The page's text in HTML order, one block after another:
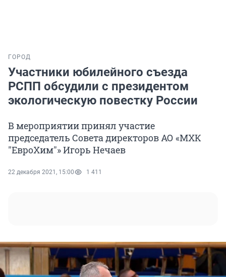
ГОРОД
Участники юбилейного съезда
РСПП обсудили с президентом
экологическую повестку России
В мероприятии принял участие
председатель Совета директоров АО «МХК
"ЕвроХим"» Игорь Нечаев
22 декабря 2021, 15:00 1 411